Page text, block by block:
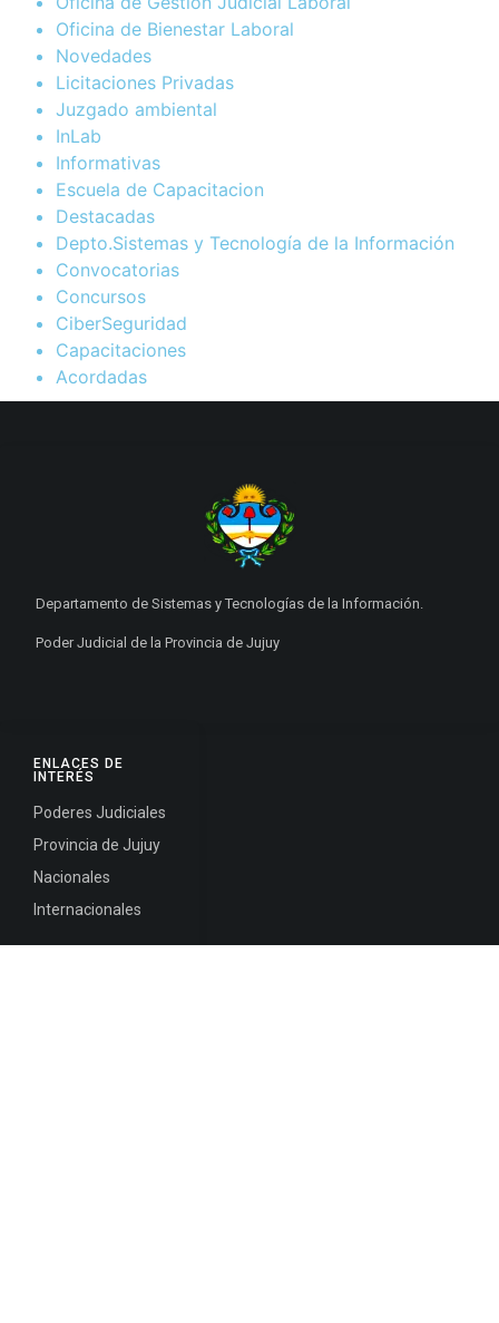
Oficina de Bienestar Laboral
Novedades
Licitaciones Privadas
Juzgado ambiental
InLab
Informativas
Escuela de Capacitacion
Destacadas
Depto.Sistemas y Tecnología de la Información
Convocatorias
Concursos
CiberSeguridad
Capacitaciones
Acordadas
ENLACES DE
INTERÉS
Poderes Judiciales
Provincia de Jujuy
Nacionales
Internacionales
Departamento de Sistemas y Tecnologías de la Información.
Poder Judicial de la Provincia de Jujuy